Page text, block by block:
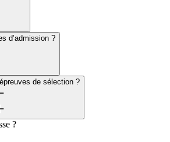
d’admission ?
de sélection ?
?